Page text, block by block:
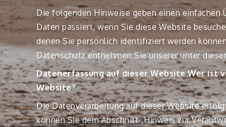
Die folgenden Hinweise geben einen einfachen
Daten passiert, wenn Sie diese Website
denen Sie persönlich identifiziert werden
Datenschutz entnehmen Sie unserer unter
Datenerfassung auf dieser Website Wer ist
Website?
Die Datenverarbeitung auf dieser Website
können Sie dem Abschnitt „Hinweis zur